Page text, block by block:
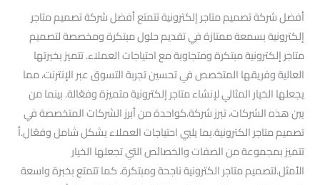
أفضل شركة تصميم متاجر إلكترونية تتمتع أفضل شركة تصميم متاجر
إلكترونية بسمعة ممتازة في تقديم حلول مبتكرة ومخصصة لتصميم
متاجر إلكترونية مبتكرة ومتجاوبة مع احتياجات العملاء. تتميز بخبرتها
العالية وفريقها المتخصص في تحسين تجربة التسوق عبر الإنترنت، مما
يجعلها الخيار المثالي لإنشاء متاجر إلكترونية متميزة وفعّالة. بينما من
بين هذه الشركات، تبرز شركة.كواحدة من أبرز الشركات المتخصصة في
تصميم متاجر الكترونية.بما يلبي احتياجات العملاء بشكل شامل وفعّال.أ
تتميز بمجموعة من الصفات والخصائص التي تجعلها الخيار
الأمثل.لتصميم متاجر الكترونية ناجحة ومبتكرة. كما تتمتع بخبرة واسعة